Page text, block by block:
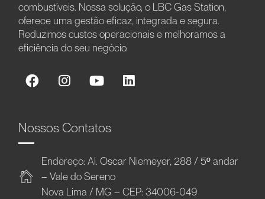
combustíveis. Nossa solução, o LBC Gas Station,
oferece uma gestão eficaz, integrada e segura.
Reduzimos custos operacionais e melhoramos a
eficiência do seu negócio.
Nossos Contatos
Endereço: Al. Oscar Niemeyer, 288 / 5º andar
– Vale do Sereno
Nova Lima / MG – CEP: 34006-049